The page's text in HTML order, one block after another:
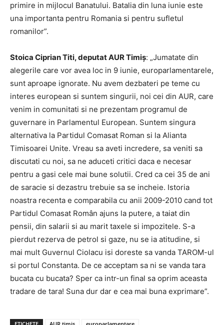
primire in mijlocul Banatului. Batalia din luna iunie este
una importanta pentru Romania si pentru sufletul
romanilor”.
Stoica Ciprian Titi, deputat AUR Timiș: „Jumatate din
alegerile care vor avea loc in 9 iunie, europarlamentarele,
sunt aproape ignorate. Nu avem dezbateri pe teme cu
interes european si suntem singurii, noi cei din AUR, care
venim in comunitati si ne prezentam programul de
guvernare in Parlamentul European. Suntem singura
alternativa la Partidul Comasat Roman si la Alianta
Timisoarei Unite. Vreau sa aveti incredere, sa veniti sa
discutati cu noi, sa ne aduceti critici daca e necesar
pentru a gasi cele mai bune solutii. Cred ca cei 35 de ani
de saracie si dezastru trebuie sa se incheie. Istoria
noastra recenta e comparabila cu anii 2009-2010 cand tot
Partidul Comasat Român ajuns la putere, a taiat din
pensii, din salarii si au marit taxele si impozitele. S-a
pierdut rezerva de petrol si gaze, nu se ia atitudine, si
mai mult Guvernul Ciolacu isi doreste sa vanda TAROM-ul
si portul Constanta. De ce acceptam sa ni se vanda tara
bucata cu bucata? Sper ca intr-un final sa oprim aceasta
tradare de tara! Suna dur dar e cea mai buna exprimare”.